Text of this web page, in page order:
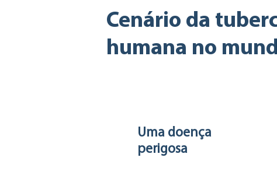
Cenário da
humana no
Uma doença
perigosa